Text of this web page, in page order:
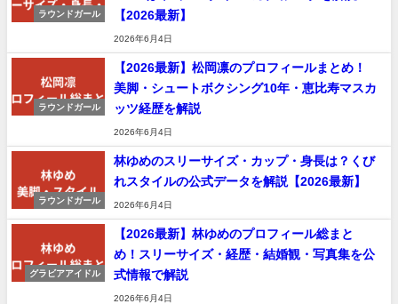
ラウンドガール
【2026最新】
2026年6月4日
ラウンドガール
【2026最新】松岡凛のプロフィールまとめ！
美脚・シュートボクシング10年・恵比寿マスカ
ッツ経歴を解説
2026年6月4日
ラウンドガール
林ゆめのスリーサイズ・カップ・身長は？くび
れスタイルの公式データを解説【2026最新】
2026年6月4日
グラビアアイドル
【2026最新】林ゆめのプロフィール総まと
め！スリーサイズ・経歴・結婚観・写真集を公
式情報で解説
2026年6月4日